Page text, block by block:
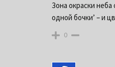
Зона окраски
одной бочки’ – и
0